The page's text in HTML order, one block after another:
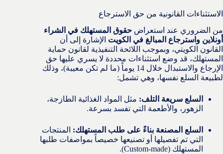
الاستثناءات القانونية من حق الاسترجاع
من الضروري عند استعراض حقوق المستهلك في الشراء
أونلاين واسترجاع المبالغ في الكويت الإشارة إلى أن
القانون الكويتي، وبموجب اللائحة التنفيذية لقانون حماية
المستهلك، قد وضع استثناءات محددة لا يسري عليها حق
الإرجاع والاستبدال خلال 14 يوماً (ما لم تكن معيبة)، وذلك
لطبيعة السلع نفسها، وهي تشمل:
السلع سريعة التلف: مثل المواد الغذائية الطازجة،
الزهور، والأطعمة التي تفسد بسرعة.
السلع المصنعة بناءً على طلب المستهلك: المنتجات
التي تم تفصيلها أو تصنيعها خصيصاً بمواصفات طلبها
المستهلك (Custom-made).